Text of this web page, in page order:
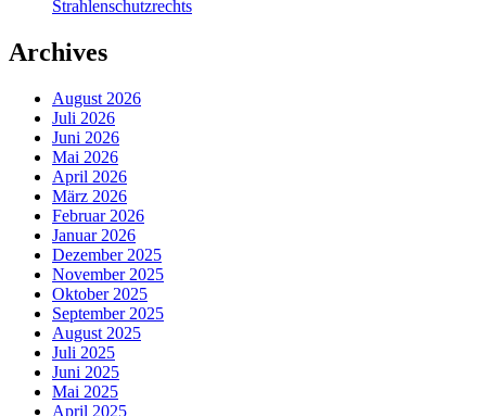
Strahlenschutzrechts
Archives
August 2026
Juli 2026
Juni 2026
Mai 2026
April 2026
März 2026
Februar 2026
Januar 2026
Dezember 2025
November 2025
Oktober 2025
September 2025
August 2025
Juli 2025
Juni 2025
Mai 2025
April 2025